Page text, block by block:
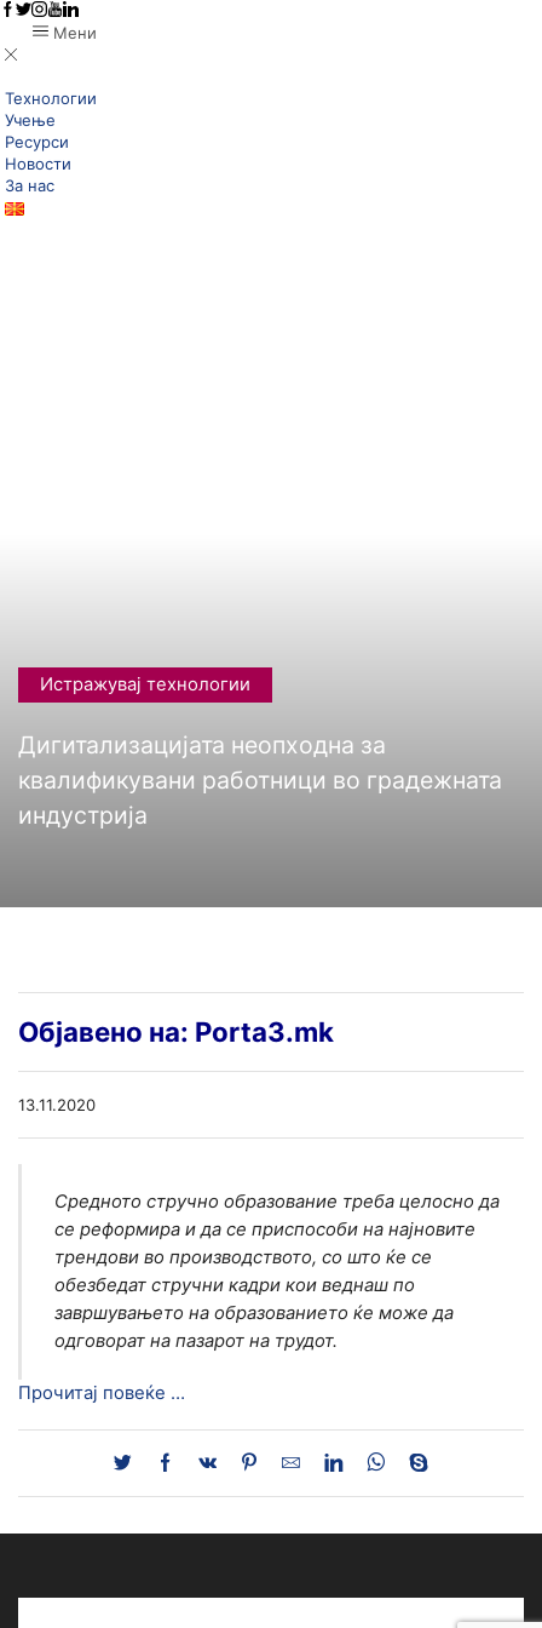
Мени
Технологии
Учење
Ресурси
Новости
За нас
Истражувај технологии
Дигитализацијата неопходна за
квалификувани работници во градежната
индустрија
Објавено на: Porta3.mk
13.11.2020
Средното стручно образование треба целосно да
се реформира и да се приспособи на најновите
трендови во производството, со што ќе се
обезбедат стручни кадри кои веднаш по
завршувањето на образованието ќе може да
одговорат на пазарот на трудот.
Прочитај повеќе …